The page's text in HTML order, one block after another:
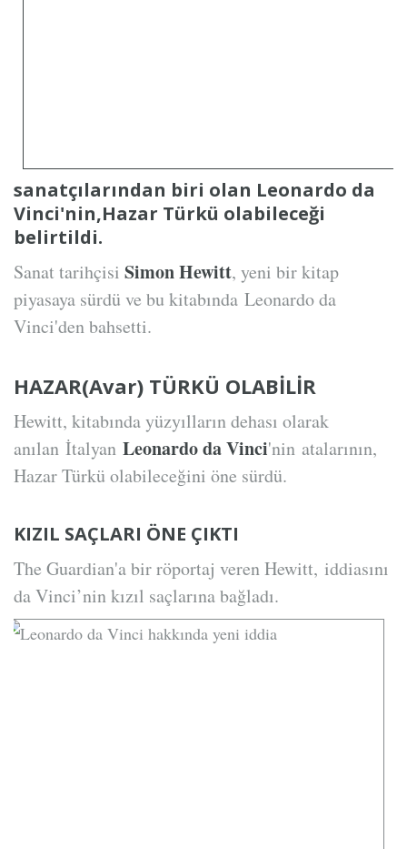
sanatçılarından biri olan Leonardo da
Vinci'nin,Hazar Türkü olabileceği
belirtildi.
Sanat tarihçisi Simon Hewitt, yeni bir kitap
piyasaya sürdü ve bu kitabında Leonardo da
Vinci'den bahsetti.
HAZAR(Avar) TÜRKÜ OLABİLİR
Hewitt, kitabında yüzyılların dehası olarak
anılan İtalyan Leonardo da Vinci'nin atalarının,
Hazar Türkü olabileceğini öne sürdü.
KIZIL SAÇLARI ÖNE ÇIKTI
The Guardian'a bir röportaj veren Hewitt, iddiasını
da Vinci’nin kızıl saçlarına bağladı.